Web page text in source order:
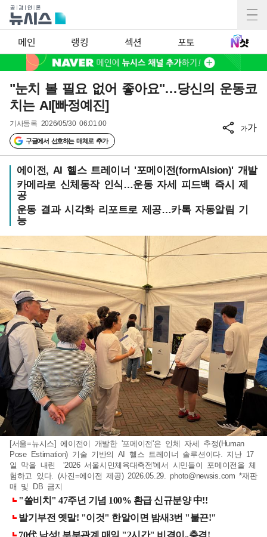
메인 랭킹 섹션 포토
"눈치 볼 필요 없어 좋아요"…당신의 운동코
치는 AI[빠정예진]
기사등록 2026/05/30 06:01:00
구글에서 선호하는 매체로 추가
가가
에이전, AI 헬스 트레이너 '포메이전(formAIsion)' 개발
카메라로 신체동작 인식…운동 자세 피드백 즉시 제
공
운동 결과 시각화 리포트로 제공…카톡 자동알림 기
능
[서울=뉴시스] 에이전이 개발한 '포메이전'은 인체 자세 추정(Human
Pose Estimation) 기술 기반의 AI 헬스 트레이너 솔루션이다. 지난 17
일 막을 내린 '2026 서울시민체육대축전'에서 시민들이 포메이전을 체
험하고 있다. (사진=에이전 제공) 2026.05.29.photo@newsis.com *재판
매 및 DB 금지